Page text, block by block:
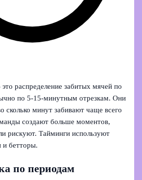
распределение забитых мячей по
по 5-15‑минутным отрезкам. Они
сколько минут забивают чаще всего
создают больше моментов,
рискуют. Тайминги используют
и бетторы.
по периодам